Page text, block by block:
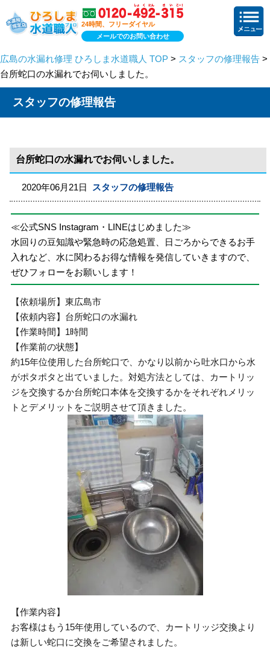
24時間、フリーダイヤル
メールでのお問い合わせ
広島の水漏れ修理 ひろしま水道職人 TOP > スタッフの修理報告 >
台所蛇口の水漏れでお伺いしました。
スタッフの修理報告
台所蛇口の水漏れでお伺いしました。
2020年06月21日 スタッフの修理報告
≪公式SNS Instagram・LINEはじめました≫
水回りの豆知識や緊急時の応急処置、日ごろからできるお手
入れなど、水に関わるお得な情報を発信していきますので、
ぜひフォローをお願いします！
【依頼場所】東広島市
【依頼内容】台所蛇口の水漏れ
【作業時間】1時間
【作業前の状態】
約15年位使用した台所蛇口で、かなり以前から吐水口から水
がポタポタと出ていました。対処方法としては、カートリッ
ジを交換するか台所蛇口本体を交換するかをそれぞれメリッ
トとデメリットをご説明させて頂きました。
【作業内容】
お客様はもう15年使用しているので、カートリッジ交換より
は新しい蛇口に交換をご希望されました。